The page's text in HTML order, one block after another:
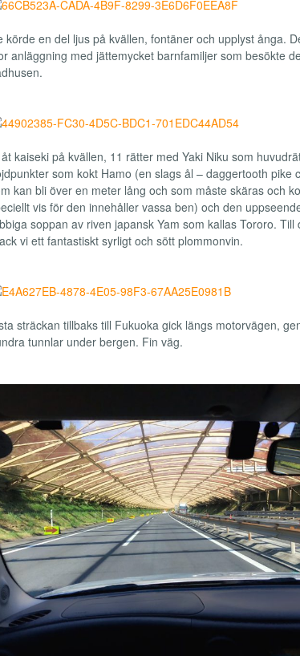
körde en del ljus på kvällen, fontäner och upplyst ånga.
anläggning med jättemycket barnfamiljer som besökte
kaiseki på kvällen, 11 rätter med Yaki Niku som
som kokt Hamo (en slags ål – daggertooth pike
kan bli över en meter lång och som måste skäras och
vis för den innehåller vassa ben) och den
soppan av riven japansk Yam som kallas Tororo. Till
vi ett fantastiskt syrligt och sött plommonvin.
sträckan tillbaks till Fukuoka gick längs motorvägen,
tunnlar under bergen. Fin väg.